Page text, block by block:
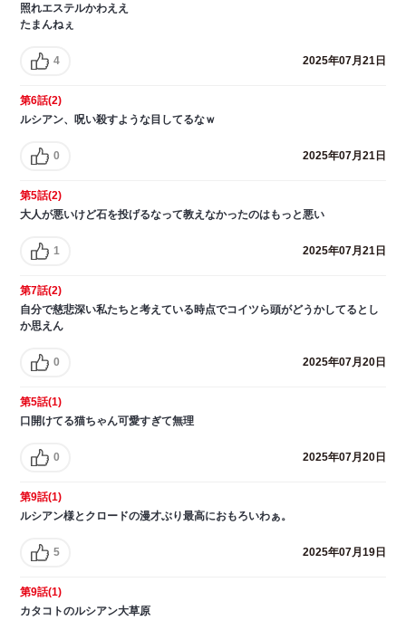
照れエステルかわええ
たまんねぇ
4 2025年07月21日
第6話(2)
ルシアン、呪い殺すような目してるなｗ
0 2025年07月21日
第5話(2)
大人が悪いけど石を投げるなって教えなかったのはもっと悪い
1 2025年07月21日
第7話(2)
自分で慈悲深い私たちと考えている時点でコイツら頭がどうかしてるとし
か思えん
0 2025年07月20日
第5話(1)
口開けてる猫ちゃん可愛すぎて無理
0 2025年07月20日
第9話(1)
ルシアン様とクロードの漫才ぶり最高におもろいわぁ。
5 2025年07月19日
第9話(1)
カタコトのルシアン大草原